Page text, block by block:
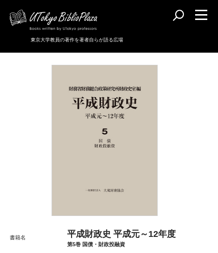
東京大学教員の著作を著者自らが語る広場
書籍名 平成財政史 平成元～12年度
第5巻 国債・財政投融資